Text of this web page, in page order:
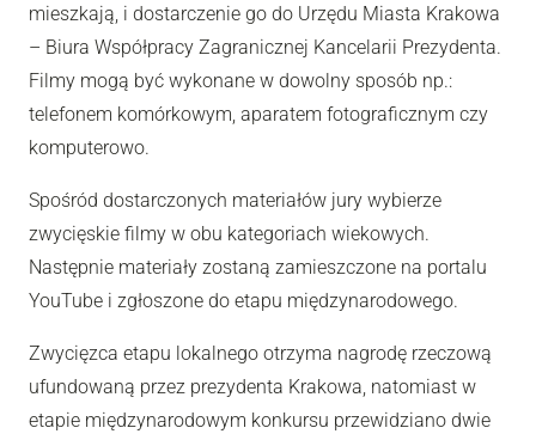
mieszkają, i dostarczenie go do Urzędu Miasta Krakowa
– Biura Współpracy Zagranicznej Kancelarii Prezydenta.
Filmy mogą być wykonane w dowolny sposób np.:
telefonem komórkowym, aparatem fotograficznym czy
komputerowo.
Spośród dostarczonych materiałów jury wybierze
zwycięskie filmy w obu kategoriach wiekowych.
Następnie materiały zostaną zamieszczone na portalu
YouTube i zgłoszone do etapu międzynarodowego.
Zwycięzca etapu lokalnego otrzyma nagrodę rzeczową
ufundowaną przez prezydenta Krakowa, natomiast w
etapie międzynarodowym konkursu przewidziano dwie